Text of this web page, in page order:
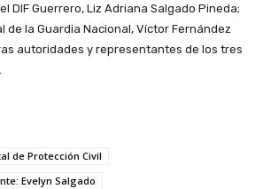
DIF Guerrero, Liz Adriana Salgado Pineda;
de la Guardia Nacional, Víctor Fernández
autoridades y representantes de los tres
de Protección Civil
Evelyn Salgado